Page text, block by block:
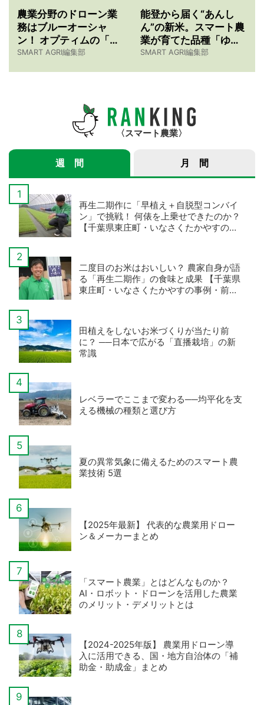
農業分野のドローン業
務はブルーオーシャ
ン！ オプティムの「ド
ローン農薬散布の仕事
SMART AGRI編集部
能登から届く“あんし
ん”の新米。スマート農
業が育てた品種「ゆめ
みづほ」物語 【令和7
SMART AGRI編集部
スマート農業
週 間 月 間
再生二期作に「早植え＋自脱型コンバイ
ン」で挑戦！ 何俵を上乗せできたのか？
【千葉県東庄町・いなさくたかやすの事
二度目のお米はおいしい？ 農家自身が語
る「再生二期作」の食味と成果 【千葉県
東庄町・いなさくたかやすの事例・前
田植えをしないお米づくりが当たり前
に？ ──日本で広がる「直播栽培」の新
常識
レベラーでここまで変わる──均平化を支
える機械の種類と選び方
夏の異常気象に備えるためのスマート農
業技術 5選
【2025年最新】 代表的な農業用ドロー
ン＆メーカーまとめ
「スマート農業」とはどんなものか？
AI・ロボット・ドローンを活用した農業
のメリット・デメリットとは
【2024-2025年版】 農業用ドローン導
入に活用できる、国・地方自治体の「補
助金・助成金」まとめ